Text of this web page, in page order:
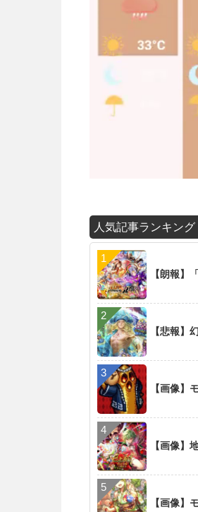
人気記事ランキング
【朗報】
【悲報】
【画像】
【画像】
【画像】